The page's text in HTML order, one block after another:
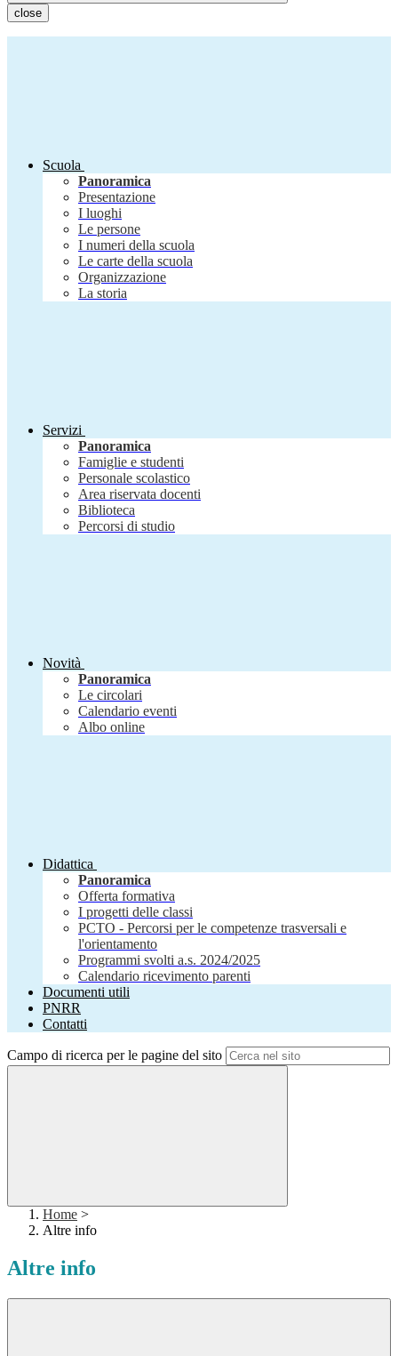
close
Scuola
Panoramica
Presentazione
I luoghi
Le persone
I numeri della scuola
Le carte della scuola
Organizzazione
La storia
Servizi
Panoramica
Famiglie e studenti
Personale scolastico
Area riservata docenti
Biblioteca
Percorsi di studio
Novità
Panoramica
Le circolari
Calendario eventi
Albo online
Didattica
Panoramica
Offerta formativa
I progetti delle classi
PCTO - Percorsi per le competenze trasversali e
l'orientamento
Programmi svolti a.s. 2024/2025
Calendario ricevimento parenti
Documenti utili
PNRR
Contatti
Campo di ricerca per le pagine del sito
Home >
Altre info
Altre info